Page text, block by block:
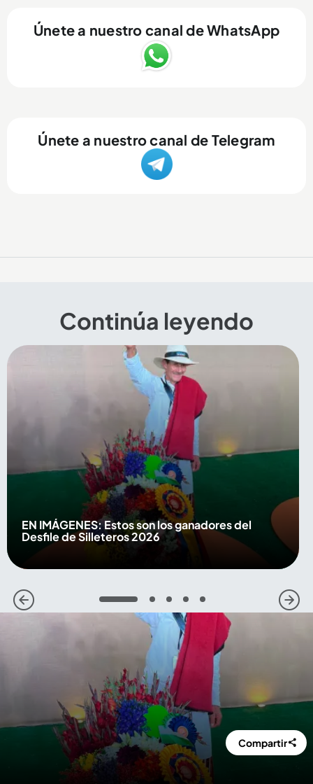
Únete a nuestro canal de WhatsApp
Únete a nuestro canal de Telegram
Continúa leyendo
EN IMÁGENES: Estos son los ganadores del
Desfile de Silleteros 2026
1 2 3 4 5
Compartir